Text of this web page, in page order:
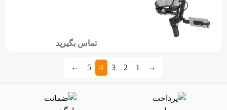
تماس بگیرید
→
1
2
3
4
5
←